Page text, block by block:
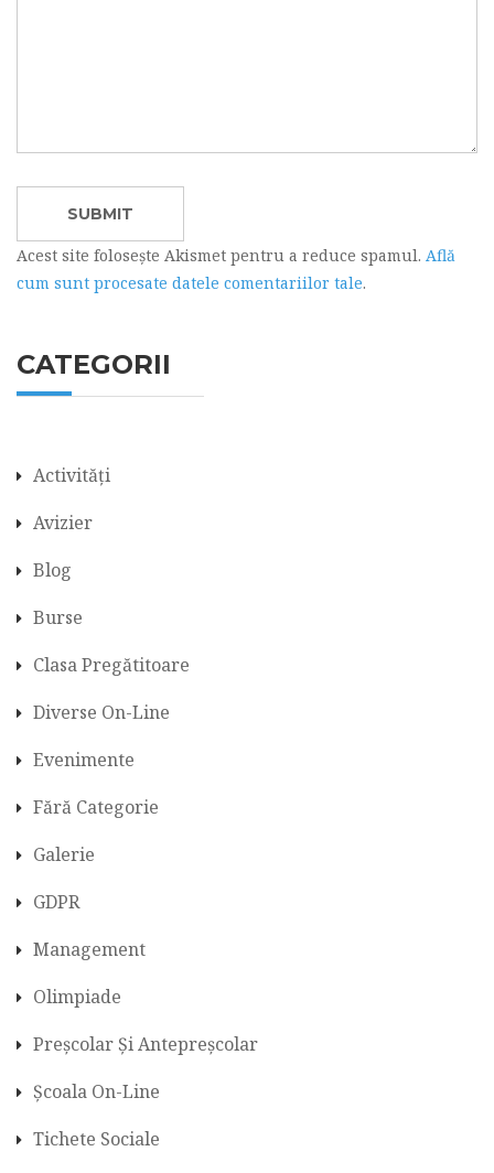
Acest site folosește Akismet pentru a reduce spamul. Află
cum sunt procesate datele comentariilor tale.
CATEGORII
Activități
Avizier
Blog
Burse
Clasa Pregătitoare
Diverse On-Line
Evenimente
Fără Categorie
Galerie
GDPR
Management
Olimpiade
Preșcolar Și Antepreșcolar
Școala On-Line
Tichete Sociale